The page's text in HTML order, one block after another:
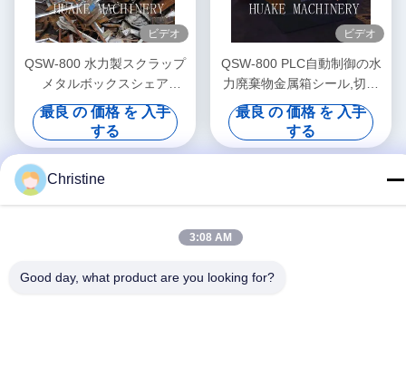
ビデオ
QSW-800 水力製スクラップ
メタルボックスシェア
8000kN切断力,PLC自動制
御,9-12トン/時間出力
最良 の 価格 を 入手
する
ビデオ
QSW-800 PLC自動制御の水
力廃棄物金属箱シール,切断
力8000kN,出力9-12トン/時間
最良 の 価格 を 入手
する
Christine
3:08 AM
Good day, what product are you looking for?